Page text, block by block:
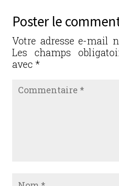
b
o
o
k
r
n
er
Poster le
Votre adresse e-mail
Les champs
avec *